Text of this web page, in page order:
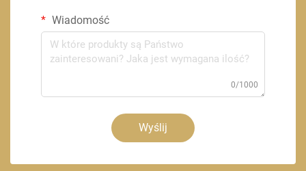
Wiadomość
0/1000
Wyślij